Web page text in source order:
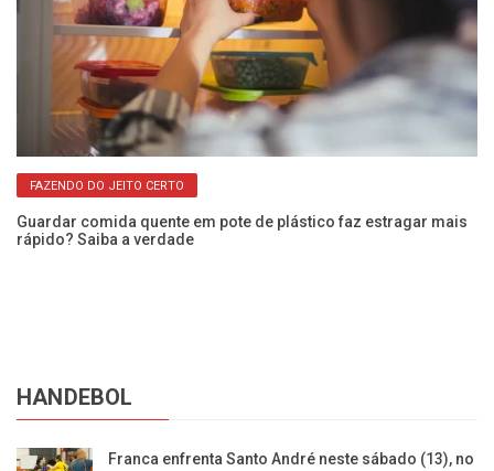
FAZENDO DO JEITO CERTO
Guardar comida quente em pote de plástico faz estragar mais
rápido? Saiba a verdade
HANDEBOL
Franca enfrenta Santo André neste sábado (13), no